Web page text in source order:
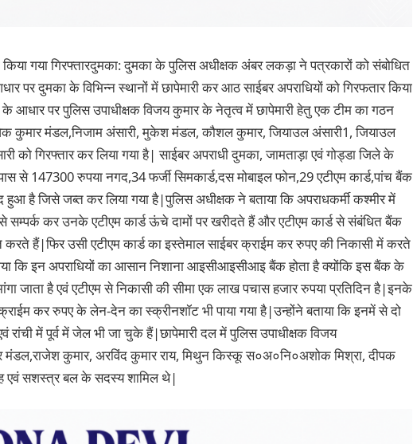
गया गिरफ्तारदुमका: दुमका के पुलिस अधीक्षक अंबर लकड़ा ने पत्रकारों को संबोधित
पर दुमका के विभिन्न स्थानों में छापेमारी कर आठ साईबर अपराधियों को गिरफतार किया
आधार पर पुलिस उपाधीक्षक विजय कुमार के नेतृत्व में छापेमारी हेतु एक टीम का गठन
कुमार मंडल,निजाम अंसारी, मुकेश मंडल, कौशल कुमार, जियाउल अंसारी1, जियाउल
को गिरफ्तार कर लिया गया है| साईबर अपराधी दुमका, जामताड़ा एवं गोड्डा जिले के
से 147300 रुपया नगद,34 फर्जी सिमकार्ड,दस मोबाइल फोन,29 एटीएम कार्ड,पांच बैंक
हुआ है जिसे जब्त कर लिया गया है|पुलिस अधीक्षक ने बताया कि अपराधकर्मी कश्मीर में
कर उनके एटीएम कार्ड ऊंचे दामों पर खरीदते हैं और एटीएम कार्ड से संबंधित बैंक
करते हैं|फिर उसी एटीएम कार्ड का इस्तेमाल साईबर क्राईम कर रुपए की निकासी में करते
कि इन अपराधियों का आसान निशाना आइसीआइसीआइ बैंक होता है क्योंकि इस बैंक के
मांगा जाता है एवं एटीएम से निकासी की सीमा एक लाख पचास हजार रुपया प्रतिदिन है|इनके
कर रुपए के लेन-देन का स्क्रीनशॉट भी पाया गया है|उन्होंने बताया कि इनमें से दो
में पूर्व में जेल भी जा चुके हैं|छापेमारी दल में पुलिस उपाधीक्षक विजय
मंडल,राजेश कुमार, अरविंद कुमार राय, मिथुन किस्कू स०अ०नि०अशोक मिश्रा, दीपक
एवं सशस्त्र बल के सदस्य शामिल थे|